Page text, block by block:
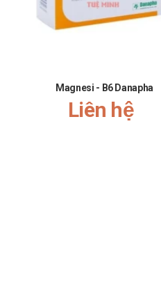
Magnesi - B6 Danapha
Liên hệ